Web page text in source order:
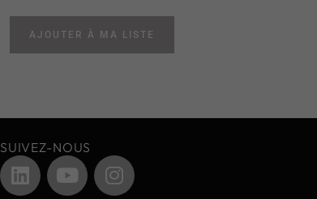
AJOUTER À MA LISTE
SUIVEZ-NOUS